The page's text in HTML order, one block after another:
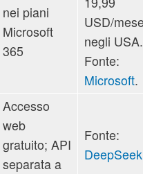
nei piani
Microsoft
365
USD/
negli USA.
Fonte:
Microsoft.
Accesso
web
gratuito; API
separata a
Fonte:
DeepSeek